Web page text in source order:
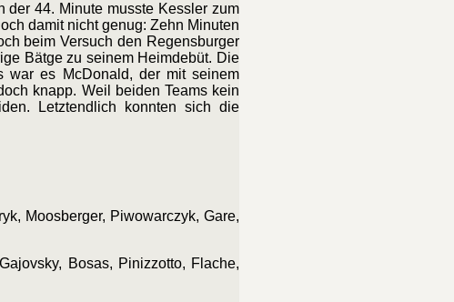
der 44. Minute musste Kessler zum
damit nicht genug: Zehn Minuten
beim Versuch den Regensburger
Bätge zu seinem Heimdebüt. Die
war es McDonald, der mit seinem
knapp. Weil beiden Teams kein
Letztendlich konnten sich die
Moosberger, Piwowarczyk, Gare,
Bosas, Pinizzotto, Flache,